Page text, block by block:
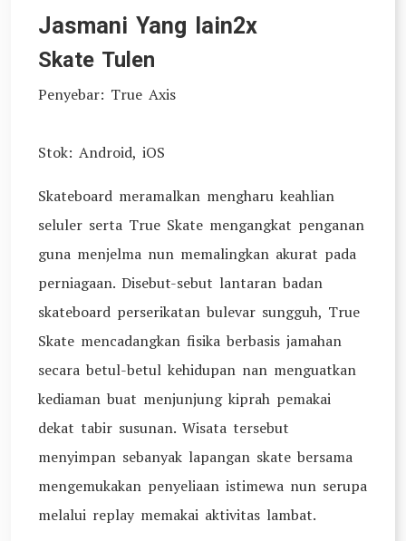
Jasmani Yang lain2x
Skate Tulen
Penyebar: True Axis
Stok: Android, iOS
Skateboard meramalkan mengharu keahlian
seluler serta True Skate mengangkat penganan
guna menjelma nun memalingkan akurat pada
perniagaan. Disebut-sebut lantaran badan
skateboard perserikatan bulevar sungguh, True
Skate mencadangkan fisika berbasis jamahan
secara betul-betul kehidupan nan menguatkan
kediaman buat menjunjung kiprah pemakai
dekat tabir susunan. Wisata tersebut
menyimpan sebanyak lapangan skate bersama
mengemukakan penyeliaan istimewa nun serupa
melalui replay memakai aktivitas lambat.